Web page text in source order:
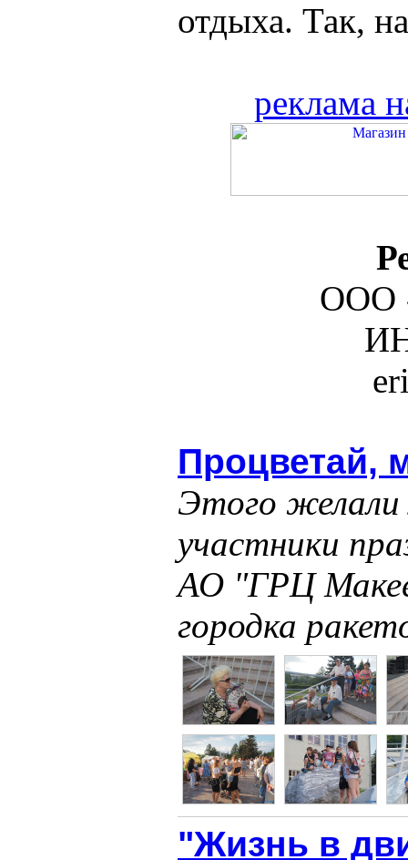
отдыха. Так,
реклама
ООО
Процветай,
Этого желали
участники
АО "ГРЦ
городка
"Жизнь в